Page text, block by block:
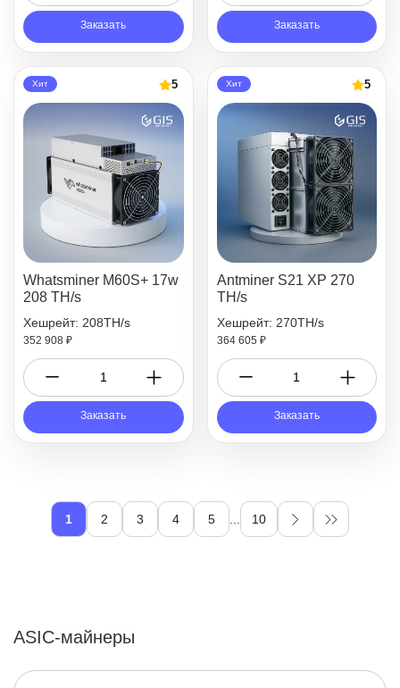
Заказать Заказать
5
Хит
Whatsminer M60S+ 17w
208 TH/s
Хешрейт: 208TH/s
352 908 ₽
Заказать
5
Хит
Antminer S21 XP 270
TH/s
Хешрейт: 270TH/s
364 605 ₽
Заказать
1 2 3 4 5 10
ASIC-майнеры